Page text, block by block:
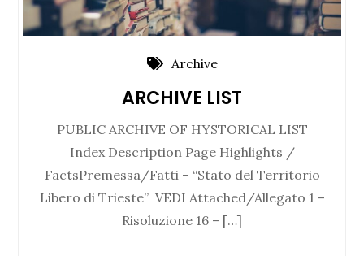
Archive
ARCHIVE LIST
PUBLIC ARCHIVE OF HYSTORICAL LIST
Index Description Page Highlights /
FactsPremessa/Fatti – “Stato del Territorio
Libero di Trieste” VEDI Attached/Allegato 1 –
Risoluzione 16 – […]